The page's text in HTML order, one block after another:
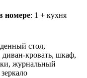
номере: 1 + кухня
стол,
диван-кровать, шкаф,
журнальный